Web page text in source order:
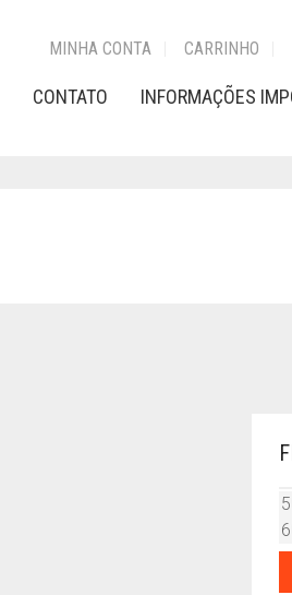
MINHA CONTA CARRINHO
CONTATO INFORMAÇÕES